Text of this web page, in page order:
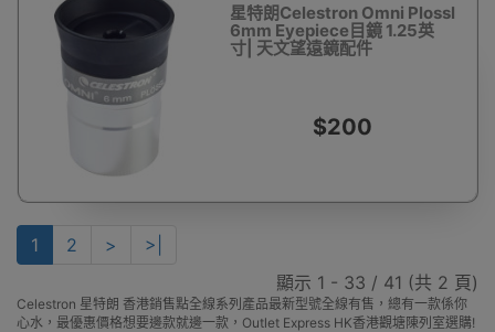
星特朗Celestron Omni Plossl
6mm Eyepiece目鏡 1.25英
寸| 天文望遠鏡配件
$200
1 2 >
>|
顯示 1 - 33 / 41 (共 2 頁)
Celestron 星特朗 香港銷售點全線系列產品最新型號全線有售，總有一款係你
心水，最優惠價格想要邊款就邊一款，Outlet Express HK香港觀塘陳列室選購!